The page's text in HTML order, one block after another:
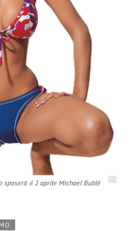
sposerà il 2 aprile Michael Bublè